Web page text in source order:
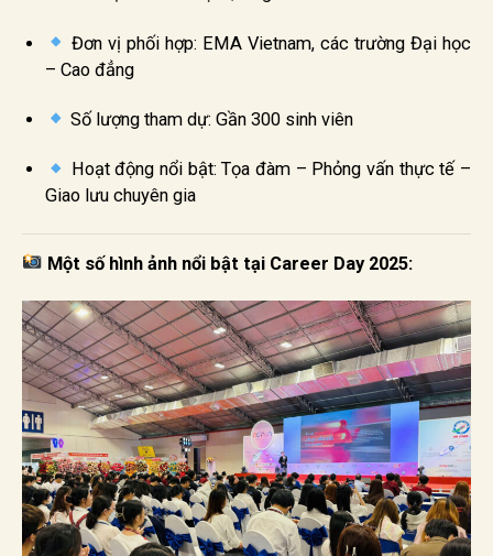
Đơn vị phối hợp: EMA Vietnam, các trường Đại học
– Cao đẳng
Số lượng tham dự: Gần 300 sinh viên
Hoạt động nổi bật: Tọa đàm – Phỏng vấn thực tế –
Giao lưu chuyên gia
Một số hình ảnh nổi bật tại Career Day 2025: